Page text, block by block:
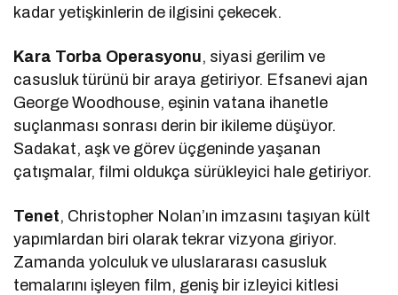
kadar yetişkinlerin de ilgisini çekecek.
Kara Torba Operasyonu, siyasi gerilim ve
casusluk türünü bir araya getiriyor. Efsanevi ajan
George Woodhouse, eşinin vatana ihanetle
suçlanması sonrası derin bir ikileme düşüyor.
Sadakat, aşk ve görev üçgeninde yaşanan
çatışmalar, filmi oldukça sürükleyici hale getiriyor.
Tenet, Christopher Nolan’ın imzasını taşıyan kült
yapımlardan biri olarak tekrar vizyona giriyor.
Zamanda yolculuk ve uluslararası casusluk
temalarını işleyen film, geniş bir izleyici kitlesi